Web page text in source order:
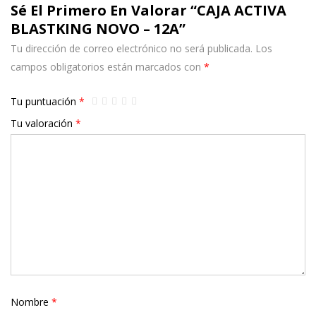
Sé El Primero En Valorar “CAJA ACTIVA
BLASTKING NOVO – 12A”
Tu dirección de correo electrónico no será publicada. Los
campos obligatorios están marcados con *
Tu puntuación *
Tu valoración *
Nombre *